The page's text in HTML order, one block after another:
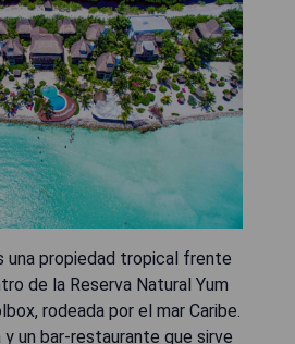
una propiedad tropical frente
de la Reserva Natural Yum
rodeada por el mar Caribe.
un bar-restaurante que sirve